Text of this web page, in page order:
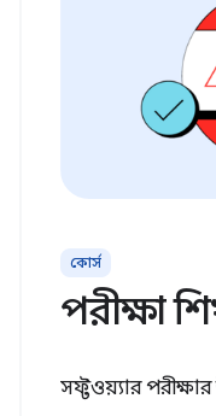
কোর্স
পরীক্ষা
সফ্টওয়্যার